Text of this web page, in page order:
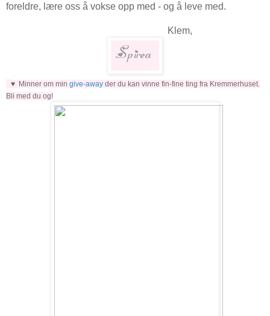
foreldre, lære oss å vokse opp med - og å leve med.
Klem,
♥ Minner om min give-away der du kan vinne fin-fine ting fra Kremmerhuset.
Bli med du og!